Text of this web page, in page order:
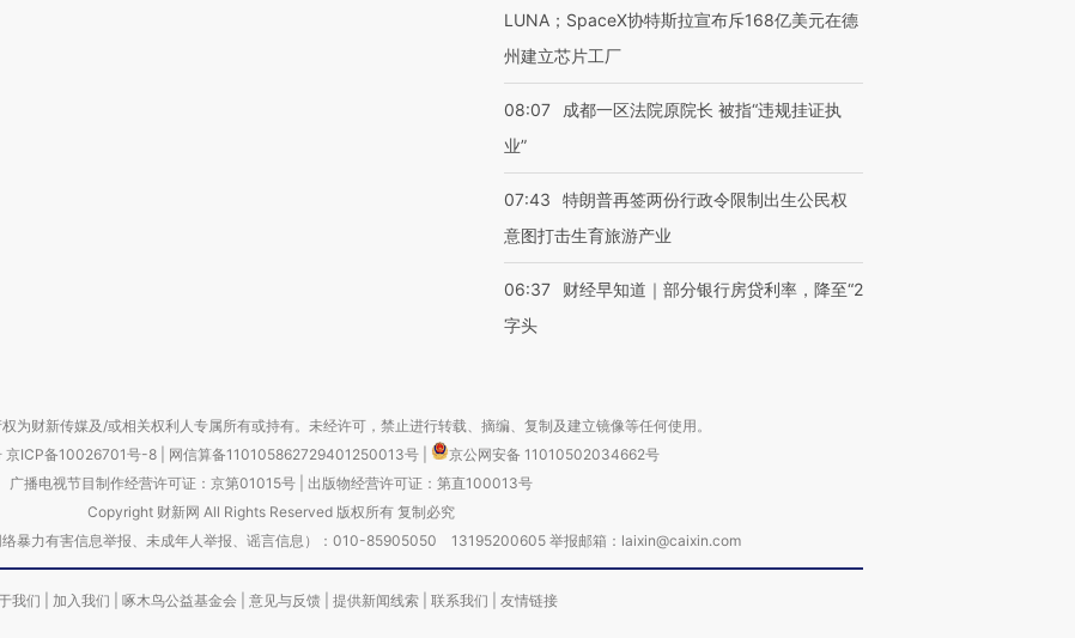
LUNA；SpaceX协特斯拉宣布斥168亿美元在德
州建立芯片工厂
08:07
成都一区法院原院长 被指“违规挂证执
业”
07:43
特朗普再签两份行政令限制出生公民权
意图打击生育旅游产业
06:37
财经早知道｜部分银行房贷利率，降至“2
字头
为财新传媒及/或相关权利人专属所有或持有。未经许可，禁止进行转载、摘编、复制及建立镜像等任何使用。
京ICP备10026701号-8 网信算备110105862729401250013号
京公网安备 11010502034662号
广播电视节目制作经营许可证：京第01015号| 出版物经营许可证：第直100013号
Copyright 财新网 All Rights Reserved 版权所有 复制必究
络暴力有害信息举报、未成年人举报、谣言信息）：010-85905050 13195200605 举报邮箱：laixin@caixin.com
我们 加入我们 啄木鸟公益基金会 意见与反馈 提供新闻线索 联系我们 友情链接